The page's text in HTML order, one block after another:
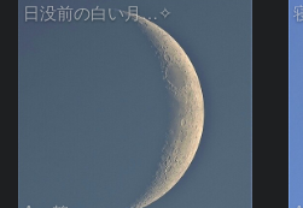
日没前の白い月…✧